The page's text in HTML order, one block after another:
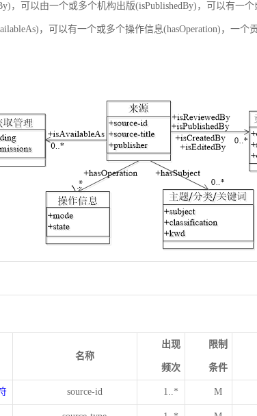
，可以由一个或多个机构出版(isPublishedBy)，可以有一
，可以有一个或多个操作信息(hasOperation)，一个
名称
出现
频次
限制
条件
source-id 1..* M